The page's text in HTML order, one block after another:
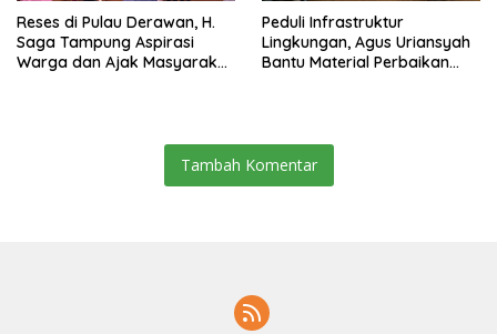
Reses di Pulau Derawan, H.
Saga Tampung Aspirasi
Warga dan Ajak Masyarakat
Peduli Infrastruktur
Lingkungan, Agus Uriansyah
Bantu Material Perbaikan
Tambah Komentar